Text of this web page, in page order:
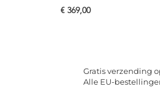
Prijs
€ 369,00
Gratis verzending
Alle EU-